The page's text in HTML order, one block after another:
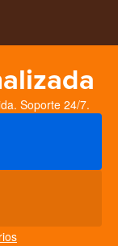
Soporte 24/7.